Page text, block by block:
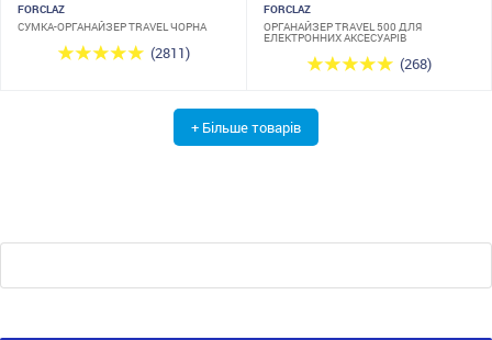
FORCLAZ
СУМКА-ОРГАНАЙЗЕР TRAVEL ЧОРНА
(2811)
FORCLAZ
ОРГАНАЙЗЕР TRAVEL 500 ДЛЯ
ЕЛЕКТРОННИХ АКСЕСУАРІВ
(268)
+ Більше товарів